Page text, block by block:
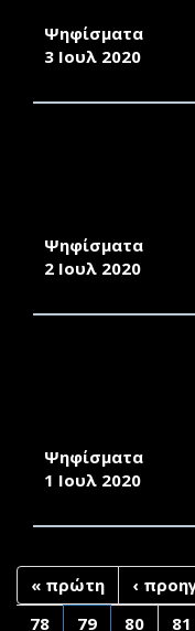
Ψηφίσματα
3 Ιουλ 2020
Ψηφίσματα
2 Ιουλ 2020
Ψηφίσματα
1 Ιουλ 2020
« πρώτη ‹
78
79 80 81